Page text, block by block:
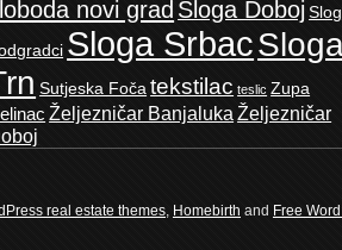
novi grad Sloga Doboj
Sloga Srbac
Sutjeska Foča tekstilac teslic Zupa
Željezničar Banjaluka Željezničar
real estate themes, Homebirth and Free